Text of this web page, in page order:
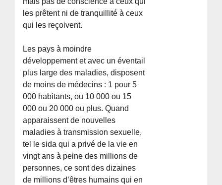
les prêtent ni de tranquillité à ceux
qui les reçoivent.
Les pays à moindre
développement et avec un éventail
plus large des maladies, disposent
de moins de médecins : 1 pour 5
000 habitants, ou 10 000 ou 15
000 ou 20 000 ou plus. Quand
apparaissent de nouvelles
maladies à transmission sexuelle,
tel le sida qui a privé de la vie en
vingt ans à peine des millions de
personnes, ce sont des dizaines
de millions d’êtres humains qui en